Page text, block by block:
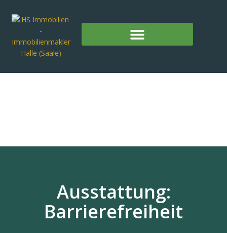
Ausstattung:
Barrierefreiheit